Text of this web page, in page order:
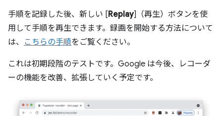
手順を記録した後、新しい [Replay]（再生）ボタンを使
用して手順を再生できます。録画を開始する方法について
は、 こちらの手順をご覧ください。
これは初期段階のテストです。Google は今後、レコーダ
ーの機能を改善、拡張していく予定です。